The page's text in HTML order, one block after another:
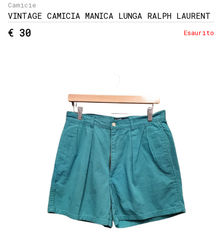
Camicie
VINTAGE CAMICIA MANICA LUNGA RALPH LAURENT
€ 30 Esaurito